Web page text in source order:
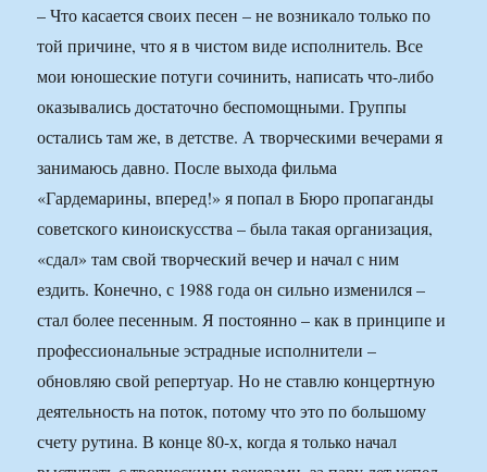
– Что касается своих песен – не возникало только по
той причине, что я в чистом виде исполнитель. Все
мои юношеские потуги сочинить, написать что-либо
оказывались достаточно беспомощными. Группы
остались там же, в детстве. А творческими вечерами я
занимаюсь давно. После выхода фильма
«Гардемарины, вперед!» я попал в Бюро пропаганды
советского киноискусства – была такая организация,
«сдал» там свой творческий вечер и начал с ним
ездить. Конечно, с 1988 года он сильно изменился –
стал более песенным. Я постоянно – как в принципе и
профессиональные эстрадные исполнители –
обновляю свой репертуар. Но не ставлю концертную
деятельность на поток, потому что это по большому
счету рутина. В конце 80-х, когда я только начал